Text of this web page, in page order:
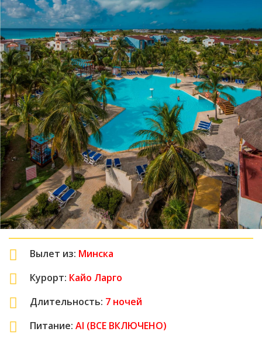
Вылет из: Минска
Курорт: Кайо Ларго
Длительность: 7 ночей
Питание: AI (ВСЕ ВКЛЮЧЕНО)